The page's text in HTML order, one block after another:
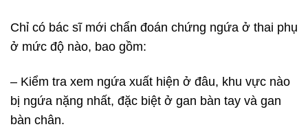
Chỉ có bác sĩ mới chẩn đoán chứng ngứa ở thai phụ
ở mức độ nào, bao gồm:
– Kiểm tra xem ngứa xuất hiện ở đâu, khu vực nào
bị ngứa nặng nhất, đặc biệt ở gan bàn tay và gan
bàn chân.